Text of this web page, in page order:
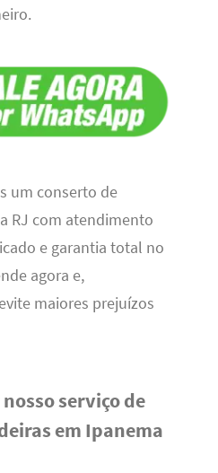
um conserto de
RJ com atendimento
e garantia total no
agora e,
maiores prejuízos
serviço de
em Ipanema